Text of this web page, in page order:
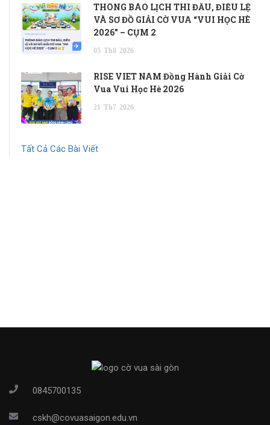
THÔNG BÁO LỊCH THI ĐẤU, ĐIỀU LỆ
VÀ SƠ ĐỒ GIẢI CỜ VUA “VUI HỌC HÈ
2026” – CỤM 2
05 Th8 2026
RISE VIET NAM Đồng Hành Giải Cờ
Vua Vui Học Hè 2026
21 Th7 2026
Tất Cả Các Bài Viết
0845700135
cskh@covuasaigon.edu.vn